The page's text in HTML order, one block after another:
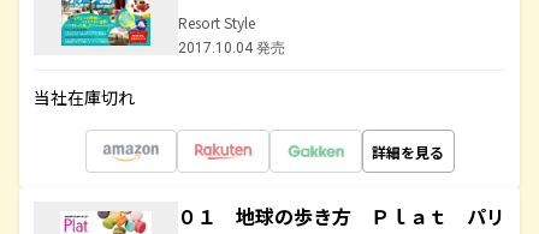
Resort Style
2017.10.04 発売
当社在庫切れ
詳細を見る
０１ 地球の歩き方 Ｐｌａｔ パリ